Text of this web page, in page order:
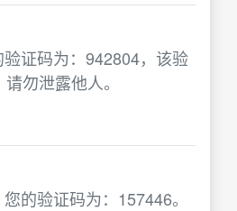
验证码为：942804，该验
勿泄露他人。
的验证码为：157446。